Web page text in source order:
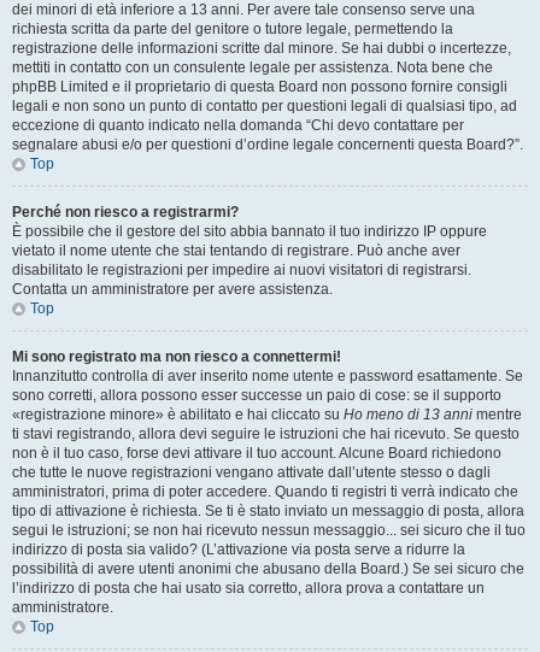
dei minori di età inferiore a 13 anni. Per avere tale consenso serve una
richiesta scritta da parte del genitore o tutore legale, permettendo la
registrazione delle informazioni scritte dal minore. Se hai dubbi o incertezze,
mettiti in contatto con un consulente legale per assistenza. Nota bene che
phpBB Limited e il proprietario di questa Board non possono fornire consigli
legali e non sono un punto di contatto per questioni legali di qualsiasi tipo, ad
eccezione di quanto indicato nella domanda “Chi devo contattare per
segnalare abusi e/o per questioni d’ordine legale concernenti questa Board?”.
Top
Perché non riesco a registrarmi?
È possibile che il gestore del sito abbia bannato il tuo indirizzo IP oppure
vietato il nome utente che stai tentando di registrare. Può anche aver
disabilitato le registrazioni per impedire ai nuovi visitatori di registrarsi.
Contatta un amministratore per avere assistenza.
Top
Mi sono registrato ma non riesco a connettermi!
Innanzitutto controlla di aver inserito nome utente e password esattamente. Se
sono corretti, allora possono esser successe un paio di cose: se il supporto
«registrazione minore» è abilitato e hai cliccato su Ho meno di 13 anni mentre
ti stavi registrando, allora devi seguire le istruzioni che hai ricevuto. Se questo
non è il tuo caso, forse devi attivare il tuo account. Alcune Board richiedono
che tutte le nuove registrazioni vengano attivate dall’utente stesso o dagli
amministratori, prima di poter accedere. Quando ti registri ti verrà indicato che
tipo di attivazione è richiesta. Se ti è stato inviato un messaggio di posta, allora
segui le istruzioni; se non hai ricevuto nessun messaggio... sei sicuro che il tuo
indirizzo di posta sia valido? (L’attivazione via posta serve a ridurre la
possibilità di avere utenti anonimi che abusano della Board.) Se sei sicuro che
l’indirizzo di posta che hai usato sia corretto, allora prova a contattare un
amministratore.
Top